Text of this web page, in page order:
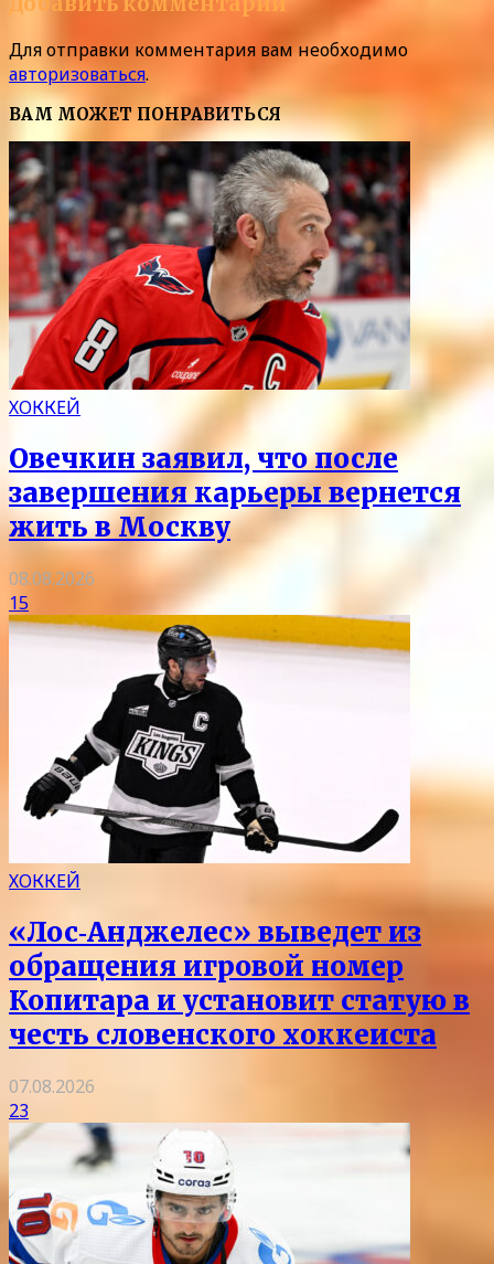
Для отправки комментария вам необходимо
авторизоваться.
ВАМ МОЖЕТ ПОНРАВИТЬСЯ
ХОККЕЙ
Овечкин заявил, что после
завершения карьеры вернется
жить в Москву
08.08.2026
15
ХОККЕЙ
«Лос‑Анджелес» выведет из
обращения игровой номер
Копитара и установит статую в
честь словенского хоккеиста
07.08.2026
23